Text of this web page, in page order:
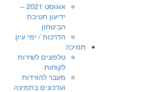
אוגוסט 2021 –
ידיעון חטיבת
הביטחון
הדרכות / ימי עיון
תמיכה
טלפונים לשירות
לקוחות
מעבר להורדות
ועדכונים בתמיכה